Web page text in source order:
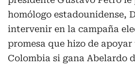
homólogo estadounidense,
intervenir en la campaña
promesa que hizo de
Colombia si gana Abelardo